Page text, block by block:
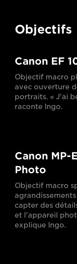
Objectifs
Canon EF
Objectif macro
avec ouverture
portraits. « J'ai
raconte Ingo.
Canon MP-
Photo
Objectif macro
capter des
et l'appareil
explique Ingo.